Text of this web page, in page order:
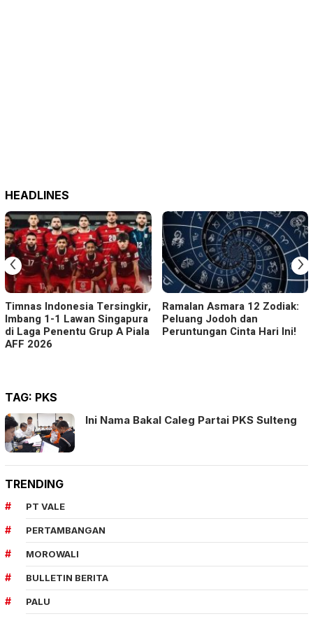
HEADLINES
Timnas Indonesia Tersingkir,
Imbang 1-1 Lawan Singapura
di Laga Penentu Grup A Piala
AFF 2026
Ramalan Asmara 12 Zodiak:
Peluang Jodoh dan
Peruntungan Cinta Hari Ini!
‹ ›
TAG: PKS
Ini Nama Bakal Caleg Partai PKS Sulteng
TRENDING
PT VALE
PERTAMBANGAN
MOROWALI
BULLETIN BERITA
PALU